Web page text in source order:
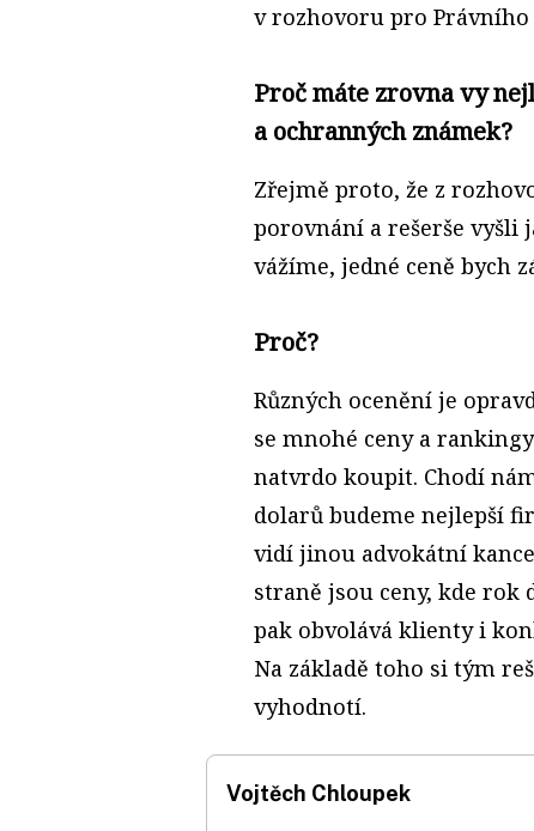
v rozhovoru pro Právního
Proč máte zrovna vy
a ochranných známek?
Zřejmě proto, že z
porovnání a rešerše vyšli
vážíme, jedné ceně bych
Proč?
Různých ocenění je
se mnohé ceny a
natvrdo koupit. Chodí
dolarů budeme nejlepší
vidí jinou advokátní
straně jsou ceny, kde rok
pak obvolává klienty i
Na základě toho si tým
vyhodnotí.
Vojtěch Chloupek